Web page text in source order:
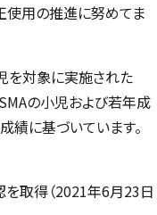
使用の推進に努めてま
を対象に実施された
の小児および若年成
に基づいています。
を取得（2021年6月23日